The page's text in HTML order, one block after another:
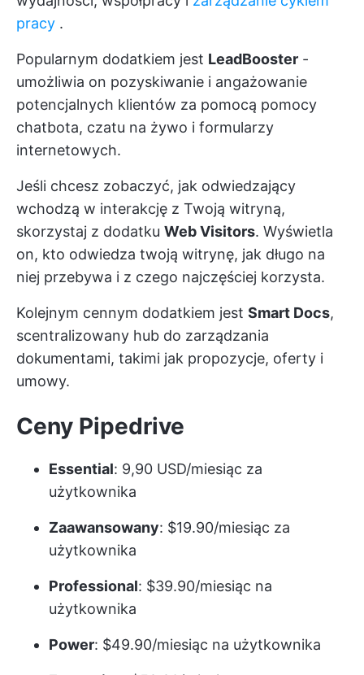
pracy .
Popularnym dodatkiem jest LeadBooster -
umożliwia on pozyskiwanie i angażowanie
potencjalnych klientów za pomocą pomocy
chatbota, czatu na żywo i formularzy
internetowych.
Jeśli chcesz zobaczyć, jak odwiedzający
wchodzą w interakcję z Twoją witryną,
skorzystaj z dodatku Web Visitors. Wyświetla
on, kto odwiedza twoją witrynę, jak długo na
niej przebywa i z czego najczęściej korzysta.
Kolejnym cennym dodatkiem jest Smart Docs,
scentralizowany hub do zarządzania
dokumentami, takimi jak propozycje, oferty i
umowy.
Ceny Pipedrive
Essential: 9,90 USD/miesiąc za
użytkownika
Zaawansowany: $19.90/miesiąc za
użytkownika
Professional: $39.90/miesiąc na
użytkownika
Power: $49.90/miesiąc na użytkownika